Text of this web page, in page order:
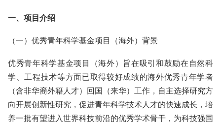
一、项目介绍
（一）优秀青年科学基金项目（海外）背景
优秀青年科学基金项目（海外）旨在吸引和鼓励在自然科
学、工程技术等方面已取得较好成绩的海外优秀青年学者
（含非华裔外籍人才）回国（来华）工作，自主选择研究方
向开展创新性研究，促进青年科学技术人才的快速成长，培
养一批有望进入世界科技前沿的优秀学术骨干，为科技强国